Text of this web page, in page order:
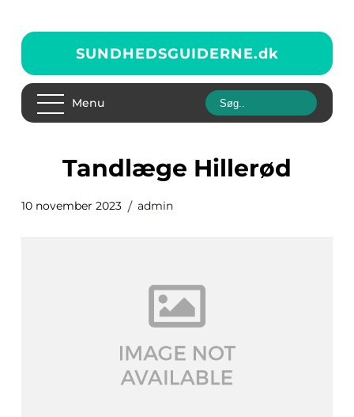
SUNDHEDSGUIDERNE.dk
Menu
Tandlæge Hillerød
10 november 2023 admin